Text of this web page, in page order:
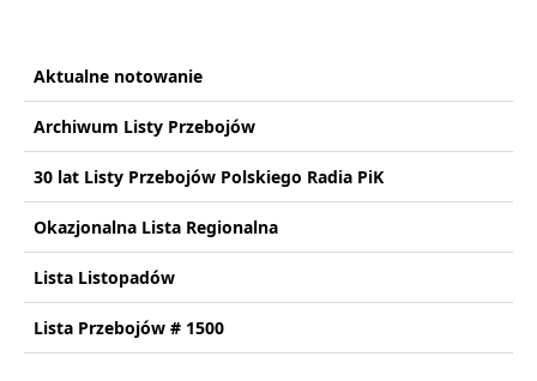
Aktualne notowanie
Archiwum Listy Przebojów
30 lat Listy Przebojów Polskiego Radia PiK
Okazjonalna Lista Regionalna
Lista Listopadów
Lista Przebojów # 1500